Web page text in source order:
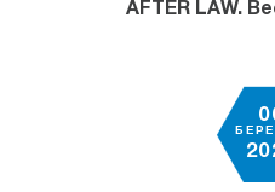
AFTER LAW.